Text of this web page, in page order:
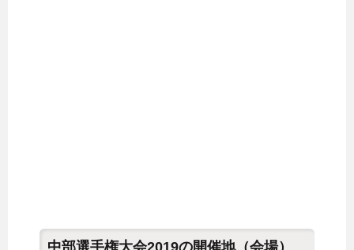
中部選手権大会2019の開催地（会場）